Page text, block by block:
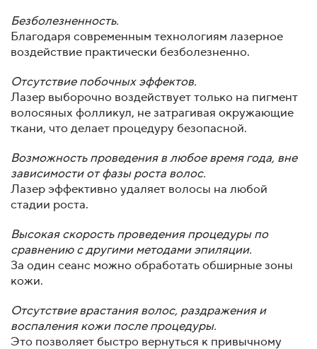
Безболезненность.
Благодаря современным технологиям лазерное
воздействие практически безболезненно.
Отсутствие побочных эффектов.
Лазер выборочно воздействует только на пигмент
волосяных фолликул, не затрагивая окружающие
ткани, что делает процедуру безопасной.
Возможность проведения в любое время года, вне
зависимости от фазы роста волос.
Лазер эффективно удаляет волосы на любой
стадии роста.
Высокая скорость проведения процедуры по
сравнению с другими методами эпиляции.
За один сеанс можно обработать обширные зоны
кожи.
Отсутствие врастания волос, раздражения и
воспаления кожи после процедуры.
Это позволяет быстро вернуться к привычному